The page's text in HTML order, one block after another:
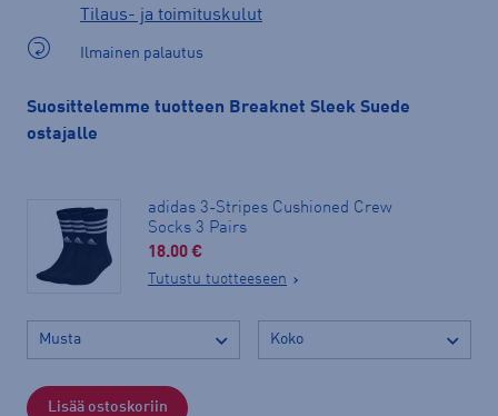
Tilaus- ja toimituskulut
Ilmainen palautus
Suosittelemme tuotteen Breaknet Sleek Suede
ostajalle
adidas 3-Stripes Cushioned Crew
Socks 3 Pairs
18.00 €
Tutustu tuotteeseen
Lisää ostoskoriin